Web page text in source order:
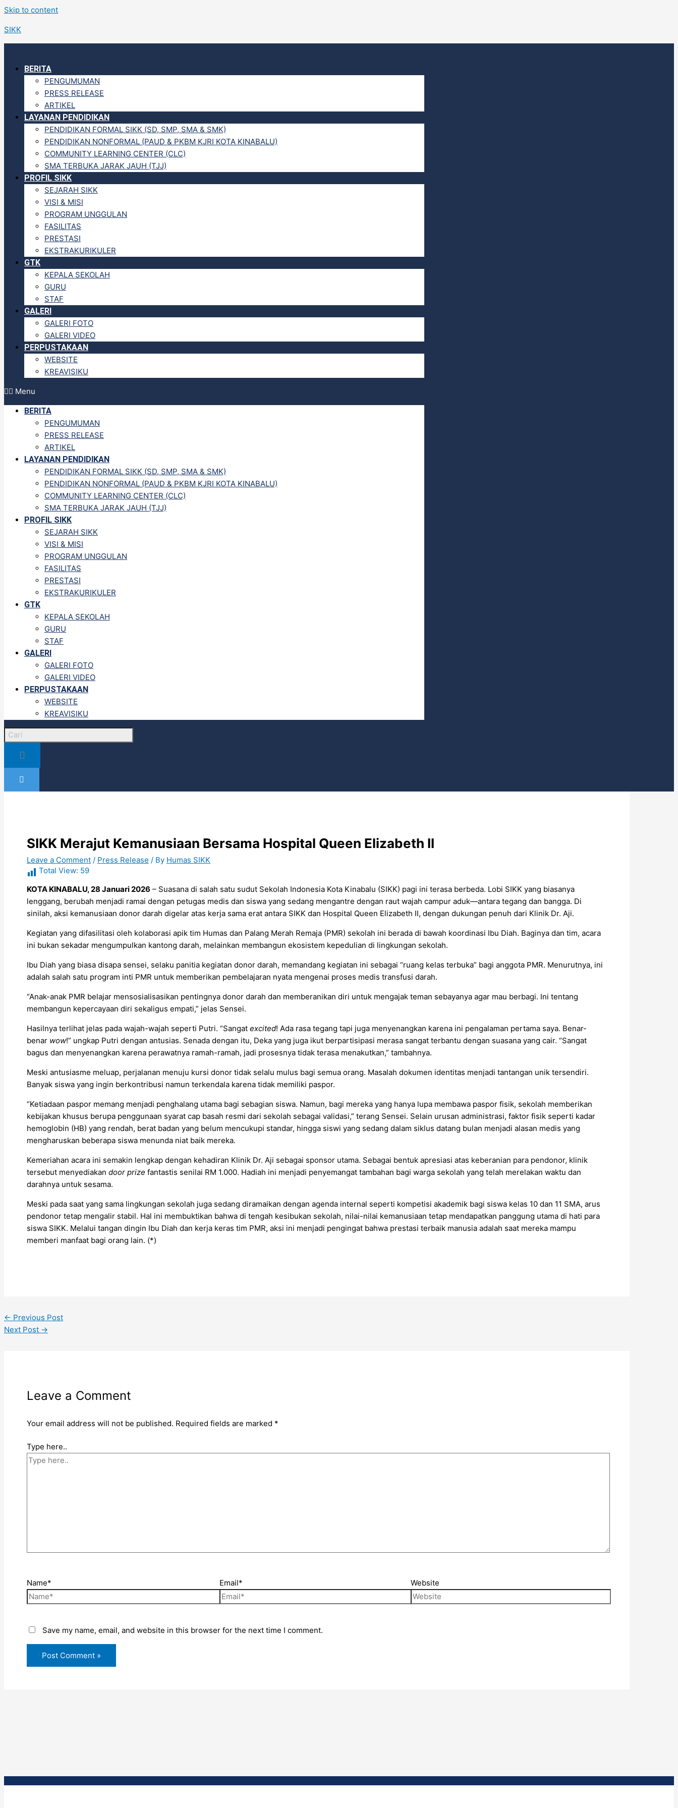
Skip to content
SIKK
BERITA
PENGUMUMAN
PRESS RELEASE
ARTIKEL
LAYANAN PENDIDIKAN
PENDIDIKAN FORMAL SIKK (SD, SMP, SMA & SMK)
PENDIDIKAN NONFORMAL (PAUD & PKBM KJRI KOTA KINABALU)
COMMUNITY LEARNING CENTER (CLC)
SMA TERBUKA JARAK JAUH (TJJ)
PROFIL SIKK
SEJARAH SIKK
VISI & MISI
PROGRAM UNGGULAN
FASILITAS
PRESTASI
EKSTRAKURIKULER
GTK
KEPALA SEKOLAH
GURU
STAF
GALERI
GALERI FOTO
GALERI VIDEO
PERPUSTAKAAN
WEBSITE
KREAVISIKU
Menu
BERITA
PENGUMUMAN
PRESS RELEASE
ARTIKEL
LAYANAN PENDIDIKAN
PENDIDIKAN FORMAL SIKK (SD, SMP, SMA & SMK)
PENDIDIKAN NONFORMAL (PAUD & PKBM KJRI KOTA KINABALU)
COMMUNITY LEARNING CENTER (CLC)
SMA TERBUKA JARAK JAUH (TJJ)
PROFIL SIKK
SEJARAH SIKK
VISI & MISI
PROGRAM UNGGULAN
FASILITAS
PRESTASI
EKSTRAKURIKULER
GTK
KEPALA SEKOLAH
GURU
STAF
GALERI
GALERI FOTO
GALERI VIDEO
PERPUSTAKAAN
WEBSITE
KREAVISIKU
SIKK Merajut Kemanusiaan Bersama Hospital Queen Elizabeth II
Leave a Comment / Press Release / By Humas SIKK
Total View: 59
KOTA KINABALU, 28 Januari 2026 – Suasana di salah satu sudut Sekolah Indonesia Kota Kinabalu (SIKK) pagi ini terasa berbeda. Lobi SIKK yang biasanya
lenggang, berubah menjadi ramai dengan petugas medis dan siswa yang sedang mengantre dengan raut wajah campur aduk—antara tegang dan bangga. Di
sinilah, aksi kemanusiaan donor darah digelar atas kerja sama erat antara SIKK dan Hospital Queen Elizabeth II, dengan dukungan penuh dari Klinik Dr. Aji.
Kegiatan yang difasilitasi oleh kolaborasi apik tim Humas dan Palang Merah Remaja (PMR) sekolah ini berada di bawah koordinasi Ibu Diah. Baginya dan tim, acara
ini bukan sekadar mengumpulkan kantong darah, melainkan membangun ekosistem kepedulian di lingkungan sekolah.
Ibu Diah yang biasa disapa sensei, selaku panitia kegiatan donor darah, memandang kegiatan ini sebagai “ruang kelas terbuka” bagi anggota PMR. Menurutnya, ini
adalah salah satu program inti PMR untuk memberikan pembelajaran nyata mengenai proses medis transfusi darah.
“Anak-anak PMR belajar mensosialisasikan pentingnya donor darah dan memberanikan diri untuk mengajak teman sebayanya agar mau berbagi. Ini tentang
membangun kepercayaan diri sekaligus empati,” jelas Sensei.
Hasilnya terlihat jelas pada wajah-wajah seperti Putri. “Sangat excited! Ada rasa tegang tapi juga menyenangkan karena ini pengalaman pertama saya. Benar-
benar wow!” ungkap Putri dengan antusias. Senada dengan itu, Deka yang juga ikut berpartisipasi merasa sangat terbantu dengan suasana yang cair. “Sangat
bagus dan menyenangkan karena perawatnya ramah-ramah, jadi prosesnya tidak terasa menakutkan,” tambahnya.
Meski antusiasme meluap, perjalanan menuju kursi donor tidak selalu mulus bagi semua orang. Masalah dokumen identitas menjadi tantangan unik tersendiri.
Banyak siswa yang ingin berkontribusi namun terkendala karena tidak memiliki paspor.
“Ketiadaan paspor memang menjadi penghalang utama bagi sebagian siswa. Namun, bagi mereka yang hanya lupa membawa paspor fisik, sekolah memberikan
kebijakan khusus berupa penggunaan syarat cap basah resmi dari sekolah sebagai validasi,” terang Sensei. Selain urusan administrasi, faktor fisik seperti kadar
hemoglobin (HB) yang rendah, berat badan yang belum mencukupi standar, hingga siswi yang sedang dalam siklus datang bulan menjadi alasan medis yang
mengharuskan beberapa siswa menunda niat baik mereka.
Kemeriahan acara ini semakin lengkap dengan kehadiran Klinik Dr. Aji sebagai sponsor utama. Sebagai bentuk apresiasi atas keberanian para pendonor, klinik
tersebut menyediakan door prize fantastis senilai RM 1.000. Hadiah ini menjadi penyemangat tambahan bagi warga sekolah yang telah merelakan waktu dan
darahnya untuk sesama.
Meski pada saat yang sama lingkungan sekolah juga sedang diramaikan dengan agenda internal seperti kompetisi akademik bagi siswa kelas 10 dan 11 SMA, arus
pendonor tetap mengalir stabil. Hal ini membuktikan bahwa di tengah kesibukan sekolah, nilai-nilai kemanusiaan tetap mendapatkan panggung utama di hati para
siswa SIKK. Melalui tangan dingin Ibu Diah dan kerja keras tim PMR, aksi ini menjadi pengingat bahwa prestasi terbaik manusia adalah saat mereka mampu
memberi manfaat bagi orang lain. (*)
← Previous Post
Next Post →
Leave a Comment
Your email address will not be published. Required fields are marked *
Type here..
Name* Email* Website
Save my name, email, and website in this browser for the next time I comment.